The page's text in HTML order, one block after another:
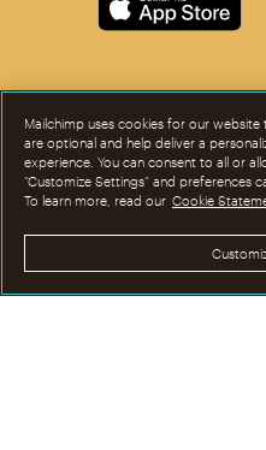
Agora, esta página está
Mailchimp uses cookies for our
are optional and help deliver a
experience. You can consent to all or
“Customize Settings” and preferences
To learn more, read our Cookie